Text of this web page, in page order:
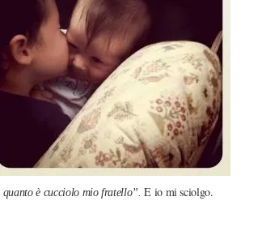
è cucciolo mio fratello”. E io mi sciolgo.